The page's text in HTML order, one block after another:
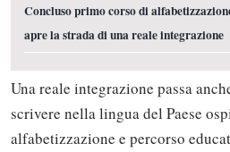
Concluso primo corso di
apre la strada di una reale integrazione
Una reale integrazione passa
scrivere nella lingua del Paese
alfabetizzazione e percorso